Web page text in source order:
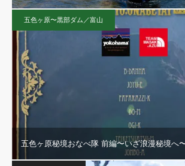
五色ヶ原〜黒部ダム／富山
五色ヶ原秘境おなべ隊 前編〜いざ浪漫秘境へ